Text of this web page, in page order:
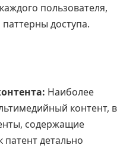
пользователя,
доступа.
Наиболее
контент, в
содержащие
патент детально